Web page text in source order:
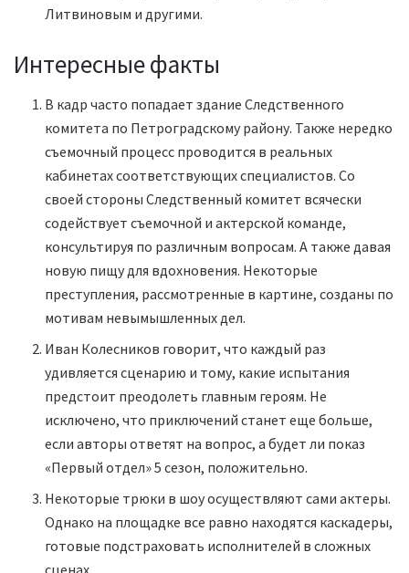
Литвиновым и другими.
Интересные факты
В кадр часто попадает здание Следственного
комитета по Петроградскому району. Также нередко
съемочный процесс проводится в реальных
кабинетах соответствующих специалистов. Со
своей стороны Следственный комитет всячески
содействует съемочной и актерской команде,
консультируя по различным вопросам. А также давая
новую пищу для вдохновения. Некоторые
преступления, рассмотренные в картине, созданы по
мотивам невымышленных дел.
Иван Колесников говорит, что каждый раз
удивляется сценарию и тому, какие испытания
предстоит преодолеть главным героям. Не
исключено, что приключений станет еще больше,
если авторы ответят на вопрос, а будет ли показ
«Первый отдел» 5 сезон, положительно.
Некоторые трюки в шоу осуществляют сами актеры.
Однако на площадке все равно находятся каскадеры,
готовые подстраховать исполнителей в сложных